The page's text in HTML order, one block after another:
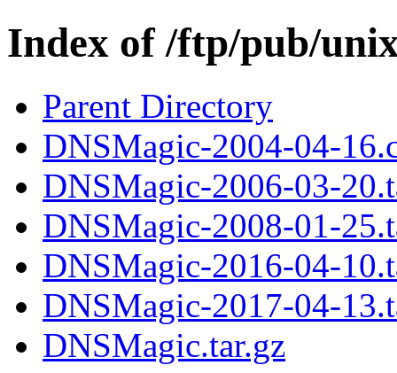
Index of /ftp/pub/
Parent Directory
DNSMagic-2004-04-
DNSMagic-2006-03-
DNSMagic-2008-01-
DNSMagic-2016-04-
DNSMagic-2017-04-
DNSMagic.tar.gz